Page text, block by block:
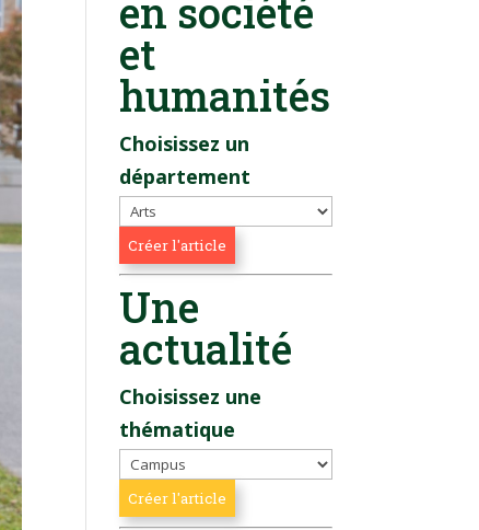
en société
et
humanités
Choisissez un
département
Une
actualité
Choisissez une
thématique